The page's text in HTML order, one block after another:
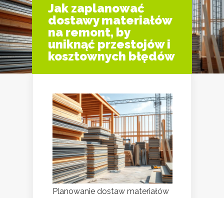
Jak zaplanować
dostawy materiałów
na remont, by
uniknąć przestojów i
kosztownych błędów
Planowanie dostaw materiałów